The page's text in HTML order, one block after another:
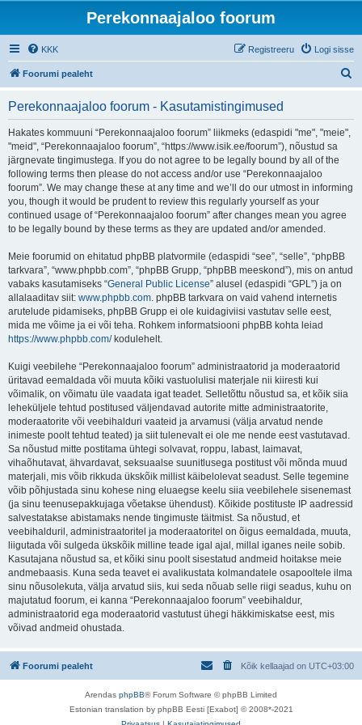
Perekonnaajaloo foorum
KKK Logi sisse
Registreeru
Foorumi pealeht
Perekonnaajaloo foorum - Kasutamistingimused
Hakates kommuuni “Perekonnaajaloo foorum” liikmeks (edaspidi "me", "meie",
"meid", “Perekonnaajaloo foorum”, “https://www.isik.ee/foorum”), nõustud sa
järgnevate tingimustega. If you do not agree to be legally bound by all of the
following terms then please do not access and/or use “Perekonnaajaloo
foorum”. We may change these at any time and we’ll do our utmost in informing
you, though it would be prudent to review this regularly yourself as your
continued usage of “Perekonnaajaloo foorum” after changes mean you agree
to be legally bound by these terms as they are updated and/or amended.
Meie foorumid on ehitatud phpBB platvormile (edaspidi “see”, “selle”, “phpBB
tarkvara”, “www.phpbb.com”, “phpBB Grupp, “phpBB meeskond”), mis on antud
vabaks kasutamiseks “General Public License” alusel (edaspidi “GPL”) ja on
allalaaditav siit: www.phpbb.com. phpBB tarkvara on vaid vahend internetis
arutelude pidamiseks, phpBB Grupp ei ole kuidagiviisi vastutav selle eest,
mida me võime ja ei või teha. Rohkem informatsiooni phpBB kohta leiad
https://www.phpbb.com/kodulehelt.
Kuigi veebilehe “Perekonnaajaloo foorum” administraatorid ja moderaatorid
üritavad eemaldada või muuta kõiki vastuolulisi materjale nii kiiresti kui
võimalik, on võimatu üle vaadata igat teadet. Selletõttu nõustud sa, et kõik siia
leheküljele tehtud postitused väljendavad autorite mitte administraatorite,
moderaatorite või veebihalduri vaateid ja arvamusi (välja arvatud nende
inimeste poolt tehtud teated) ja siit tulenevalt ei ole me nende eest vastutavad.
Sa nõustud mitte postitama ühtegi solvavat, roppu, labast, laimavat,
vihaõhutavat, ähvardavat, seksuaalse suunitlusega postitust või mõnda muud
materjali, mis võib rikkuda ükskõik millist käibelolevat seadust. Selle tegemine
võib põhjustada sinu kohese ning eluaegse keelu siia veebilehele sisenemast
(ja sinu teenusepakkujaga võetakse ühendust). Kõikide postituste IP aadressid
salvestatakse abistamaks nende tingimuste täitmist. Sa nõustud, et
veebihalduril, administraatoritel ja moderaatoritel on õigus eemaldada, muuta,
liigutada või sulgeda ükskõik milline teade igal ajal, millal iganes neile sobib.
Kasutajana nõustud sa, et kõiki sinu poolt sisestatud andmeid hoitakse meie
andmebaasis. Kuna seda teavet ei avalikustata kolmandatele osapooltele ilma
sinu nõusolekuta, välja arvatud siis, kui seda nõuab selle riigi seadus, kuhu on
majutatud foorum, ei kanna “Perekonnaajaloo foorum” veebihaldur,
administraatorid ega moderaatorid vastutust ühegi häkkimiskatse eest, mis
võivad andmeid ohustada.
Foorumi pealeht Kõik kellaajad on UTC+03:00
Arendas phpBB® Forum Software © phpBB Limited
Estonian translation by phpBB Eesti [Exabot] © 2008*-2021